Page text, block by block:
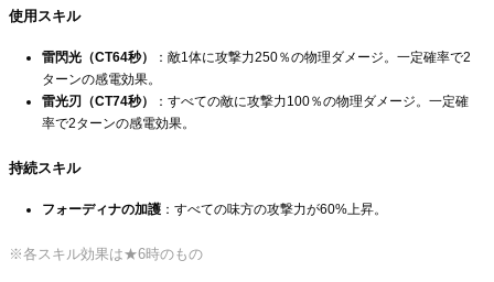
使用スキル
雷閃光（CT64秒）
：敵1体に攻撃力250％の物理ダメージ。一定確率で2
ターンの感電効果。
雷光刃（CT74秒）
：すべての敵に攻撃力100％の物理ダメージ。一定確
率で2ターンの感電効果。
持続スキル
フォーディナの加護 ：すべての味方の攻撃力が60%上昇。
※各スキル効果は★6時のもの